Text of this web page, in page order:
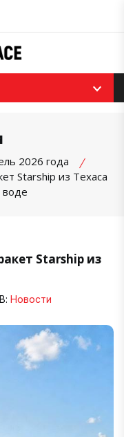
2026 года
Starship из Техаса
Starship из
Новости